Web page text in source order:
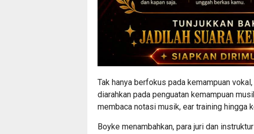
Tak hanya berfokus pada kemampuan
diarahkan pada penguatan kemampuan
membaca notasi musik, ear training hingga
Boyke menambahkan, para juri dan